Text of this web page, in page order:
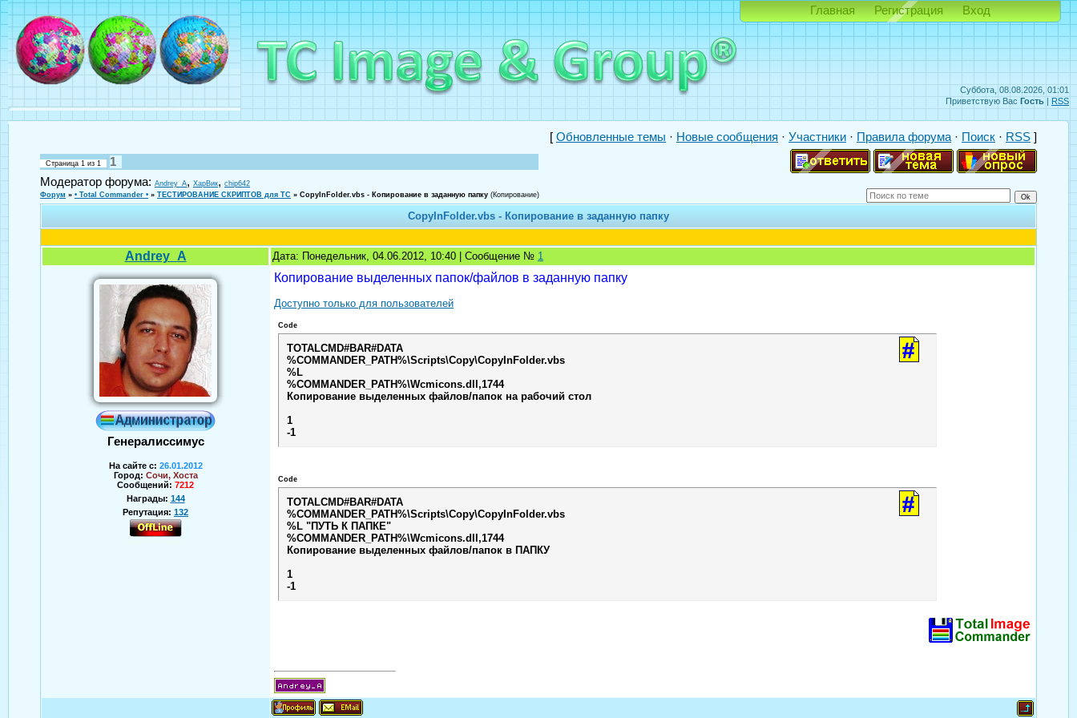
Суббота, 08.08.2026, 01:01
Приветствую Вас Гость | RSS
Главная Регистрация Вход
[ Обновленные темы · Новые сообщения · Участники · Правила форума · Поиск · RSS ]
Страница 1 из 1
1
Модератор форума: Andrey_A, ХарВик, chip642
Форум » • Total Commander • » ТЕСТИРОВАНИЕ СКРИПТОВ для TC » CopyInFolder.vbs - Копирование в заданную папку (Копирование)
CopyInFolder.vbs - Копирование в заданную папку
Andrey_A Дата: Понедельник, 04.06.2012, 10:40 | Сообщение № 1
Генералиссимус
На сайте с: 26.01.2012
Город: Сочи, Хоста
Сообщений: 7212
Награды: 144
Репутация: 132
Копирование выделенных папок/файлов в заданную папку
Доступно только для пользователей
Code
TOTALCMD#BAR#DATA
%COMMANDER_PATH%\Scripts\Copy\CopyInFolder.vbs
%L
%COMMANDER_PATH%\Wcmicons.dll,1744
Копирование выделенных файлов/папок на рабочий стол
1
-1
Code
TOTALCMD#BAR#DATA
%COMMANDER_PATH%\Scripts\Copy\CopyInFolder.vbs
%L "ПУТЬ К ПАПКЕ"
%COMMANDER_PATH%\Wcmicons.dll,1744
Копирование выделенных файлов/папок в ПАПКУ
1
-1